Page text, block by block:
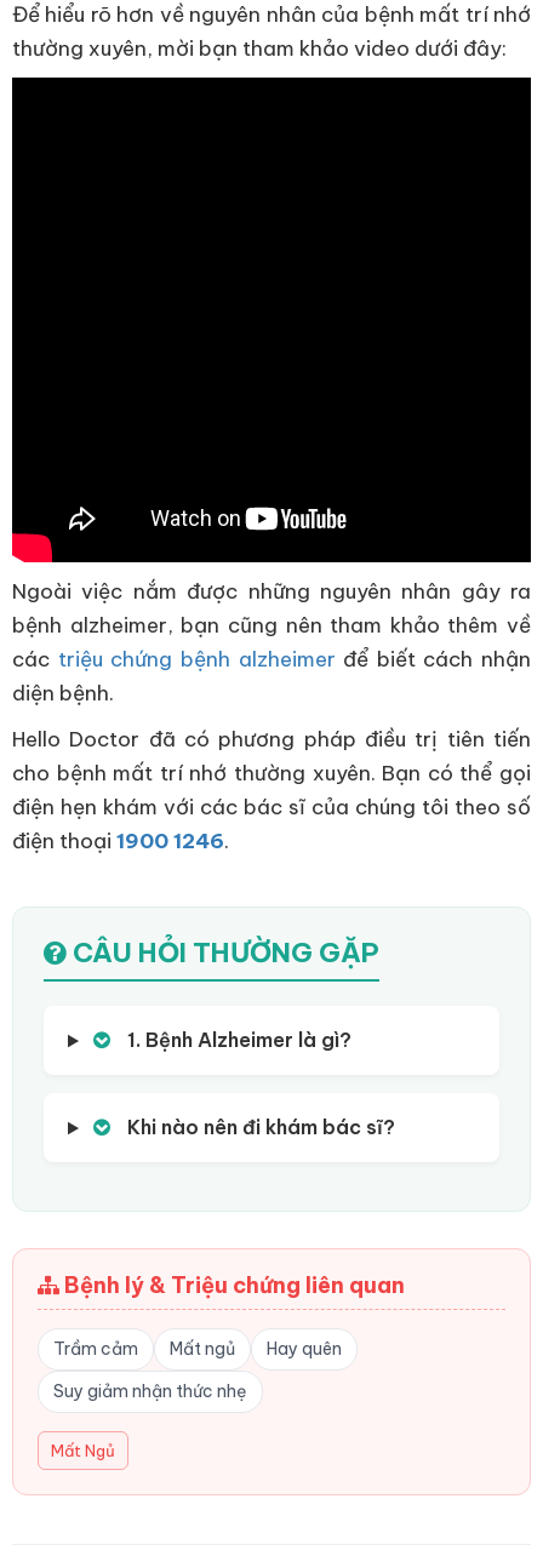
Để hiểu rõ hơn về nguyên nhân của bệnh mất trí nhớ
thường xuyên, mời bạn tham khảo video dưới đây:
Ngoài việc nắm được những nguyên nhân gây ra
bệnh alzheimer, bạn cũng nên tham khảo thêm về
các triệu chứng bệnh alzheimer để biết cách nhận
diện bệnh.
Hello Doctor đã có phương pháp điều trị tiên tiến
cho bệnh mất trí nhớ thường xuyên. Bạn có thể gọi
điện hẹn khám với các bác sĩ của chúng tôi theo số
điện thoại 1900 1246.
CÂU HỎI THƯỜNG GẶP
1. Bệnh Alzheimer là gì?
Khi nào nên đi khám bác sĩ?
Bệnh lý & Triệu chứng liên quan
Trầm cảm Mất ngủ
Hay quên
Suy giảm nhận thức nhẹ
Mất Ngủ